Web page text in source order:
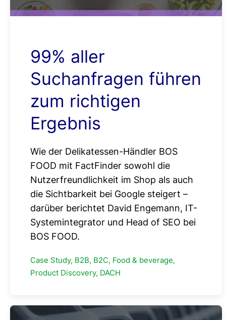
99% aller
Suchanfragen führen
zum richtigen
Ergebnis
Wie der Delikatessen-Händler BOS
FOOD mit FactFinder sowohl die
Nutzerfreundlichkeit im Shop als auch
die Sichtbarkeit bei Google steigert –
darüber berichtet David Engemann, IT-
Systemintegrator und Head of SEO bei
BOS FOOD.
Case Study, B2B, B2C, Food & beverage,
Product Discovery, DACH